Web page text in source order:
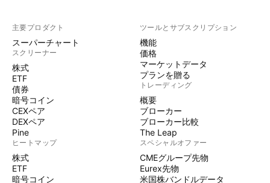
主要プロダクト
スーパーチャート
スクリーナー
株式
ETF
債券
暗号コイン
CEXペア
DEXペア
Pine
ヒートマップ
株式
ETF
暗号コイン
ツールとサブスクリプション
機能
価格
マーケットデータ
プランを贈る
トレーディング
概要
ブローカー
ブローカー比較
The Leap
スペシャルオファー
CMEグループ先物
Eurex先物
米国株バンドルデータ